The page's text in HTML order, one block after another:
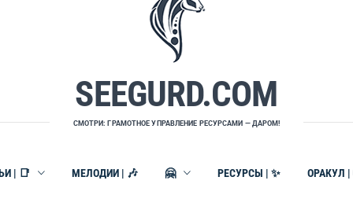
SEEGURD.COM
СМОТРИ: ГРАМОТНОЕ УПРАВЛЕНИЕ РЕСУРСАМИ — ДАРОМ!
| 📑 МЕЛОДИИ | 🎶 🤗 РЕСУРСЫ | ✨ ОРАКУЛ |